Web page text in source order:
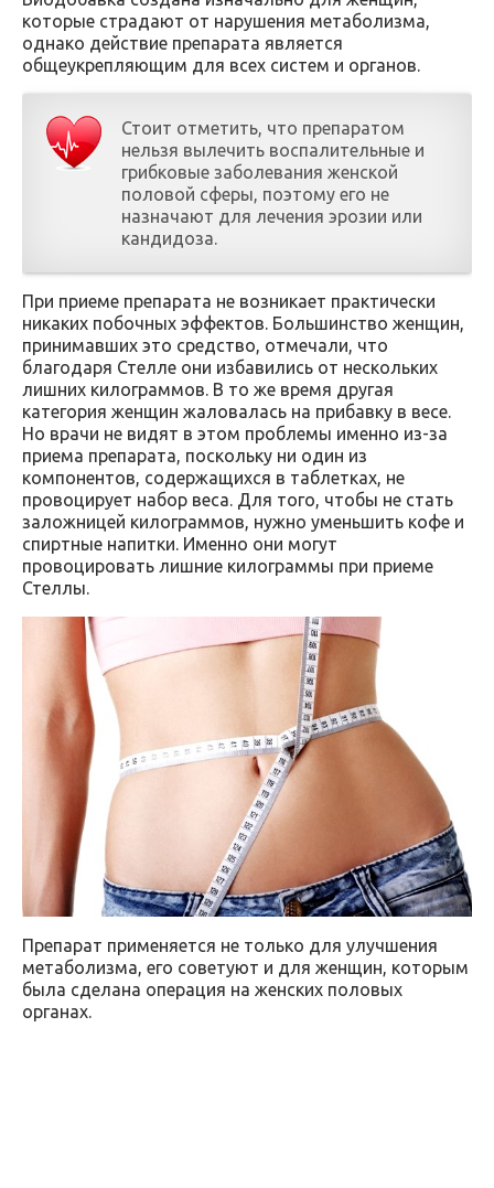
которые страдают от нарушения метаболизма,
однако действие препарата является
общеукрепляющим для всех систем и органов.
Стоит отметить, что препаратом
нельзя вылечить воспалительные и
грибковые заболевания женской
половой сферы, поэтому его не
назначают для лечения эрозии или
кандидоза.
При приеме препарата не возникает практически
никаких побочных эффектов. Большинство женщин,
принимавших это средство, отмечали, что
благодаря Стелле они избавились от нескольких
лишних килограммов. В то же время другая
категория женщин жаловалась на прибавку в весе.
Но врачи не видят в этом проблемы именно из-за
приема препарата, поскольку ни один из
компонентов, содержащихся в таблетках, не
провоцирует набор веса. Для того, чтобы не стать
заложницей килограммов, нужно уменьшить кофе и
спиртные напитки. Именно они могут
провоцировать лишние килограммы при приеме
Стеллы.
Препарат применяется не только для улучшения
метаболизма, его советуют и для женщин, которым
была сделана операция на женских половых
органах.